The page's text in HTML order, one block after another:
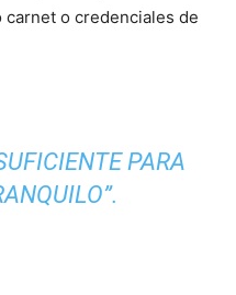
o credenciales de
PARA